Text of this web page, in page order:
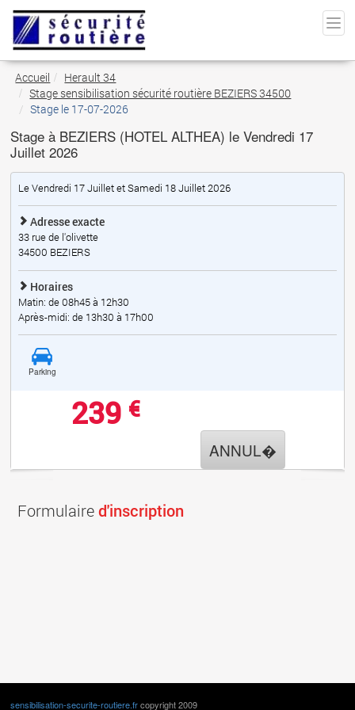
Accueil
Herault 34
Stage sensibilisation sécurité routière BEZIERS 34500
Stage le 17-07-2026
Stage à BEZIERS (HOTEL ALTHEA) le Vendredi 17
Juillet 2026
Le Vendredi 17 Juillet et Samedi 18 Juillet 2026
Adresse exacte
33 rue de l'olivette
34500 BEZIERS
Horaires
Matin: de 08h45 à 12h30
Après-midi: de 13h30 à 17h00
Parking
239 €
ANNUL�
Formulaired'inscription
sensibilisation-securite-routiere.frcopyright 2009